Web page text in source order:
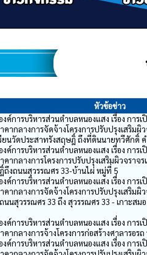
หัวข้อข่าว
ค์การบริหารส่วนตำบลหนองแสง เรื่อง การ
คากลางการจัดจ้างโครงการปรับปรุงเสริม
รียนวัดประสาทรังสฤษฎิ์ ถึงที่ดินนายทวีศักดิ์
ค์การบริหารส่วนตำบลหนองแสง เรื่อง การ
คากลางการโครงการปรับปรุงเสริมผิวจรา
ถึงถนนสุวรรณศร 33-บ้านไผ่ หมู่ที่ 5
ค์การบริหารส่วนตำบลหนองแสง เรื่อง การ
คากลางการจัดจ้างโครงการปรับปรุงเสริม
นนสุวรรณศร 33 ถึง สุวรรณศร 33 - เกาะสม
ค์การบริหารส่วนตำบลหนองแสง เรื่อง การ
คากลางการจ้างโครงการก่อสร้างศาลารอร
ค์การบริหารส่วนตำบลหนองแสง เรื่อง การ